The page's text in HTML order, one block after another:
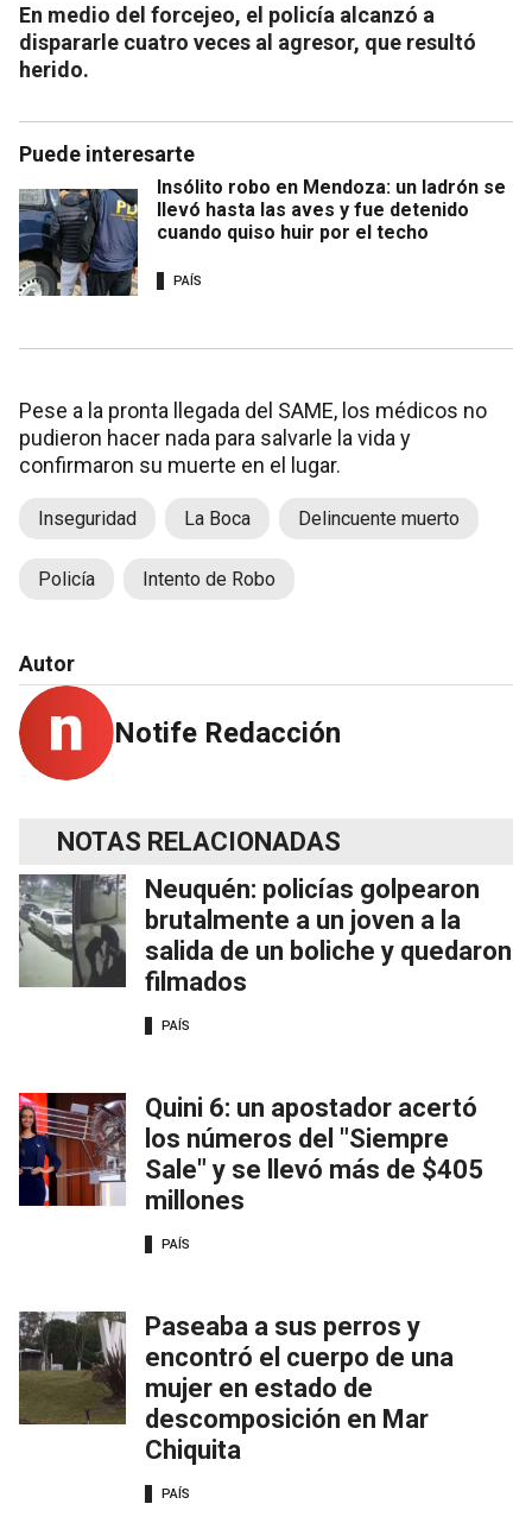
En medio del forcejeo, el policía alcanzó a
dispararle cuatro veces al agresor, que resultó
herido.
Puede interesarte
Insólito robo en Mendoza: un ladrón se
llevó hasta las aves y fue detenido
cuando quiso huir por el techo
PAÍS
Pese a la pronta llegada del SAME, los médicos no
pudieron hacer nada para salvarle la vida y
confirmaron su muerte en el lugar.
Inseguridad La Boca Delincuente muerto
Policía Intento de Robo
Autor
Notife Redacción
NOTAS RELACIONADAS
Neuquén: policías golpearon
brutalmente a un joven a la
salida de un boliche y quedaron
filmados
PAÍS
Quini 6: un apostador acertó
los números del "Siempre
Sale" y se llevó más de $405
millones
PAÍS
Paseaba a sus perros y
encontró el cuerpo de una
mujer en estado de
descomposición en Mar
Chiquita
PAÍS